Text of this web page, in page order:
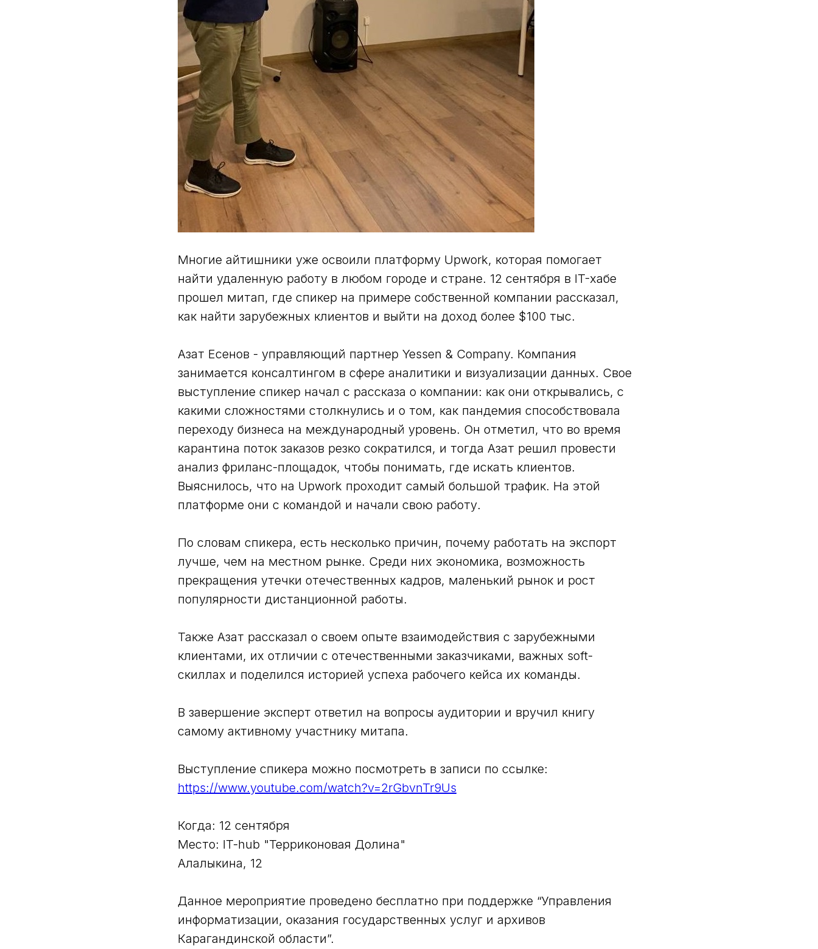
Многие айтишники уже освоили платформу Upwork, которая помогает
найти удаленную работу в любом городе и стране. 12 сентября в IT-хабе
прошел митап, где спикер на примере собственной компании рассказал,
как найти зарубежных клиентов и выйти на доход более $100 тыс.
Азат Есенов - управляющий партнер Yessen & Company. Компания
занимается консалтингом в сфере аналитики и визуализации данных. Свое
выступление спикер начал с рассказа о компании: как они открывались, с
какими сложностями столкнулись и о том, как пандемия способствовала
переходу бизнеса на международный уровень. Он отметил, что во время
карантина поток заказов резко сократился, и тогда Азат решил провести
анализ фриланс-площадок, чтобы понимать, где искать клиентов.
Выяснилось, что на Upwork проходит самый большой трафик. На этой
платформе они с командой и начали свою работу.
По словам спикера, есть несколько причин, почему работать на экспорт
лучше, чем на местном рынке. Среди них экономика, возможность
прекращения утечки отечественных кадров, маленький рынок и рост
популярности дистанционной работы.
Также Азат рассказал о своем опыте взаимодействия с зарубежными
клиентами, их отличии с отечественными заказчиками, важных soft-
скиллах и поделился историей успеха рабочего кейса их команды.
В завершение эксперт ответил на вопросы аудитории и вручил книгу
самому активному участнику митапа.
Выступление спикера можно посмотреть в записи по ссылке:
https://www.youtube.com/watch?v=2rGbvnTr9Us
Когда: 12 сентября
Место: IT-hub "Терриконовая Долина"
Алалыкина, 12
Данное мероприятие проведено бесплатно при поддержке “Управления
информатизации, оказания государственных услуг и архивов
Карагандинской области”.